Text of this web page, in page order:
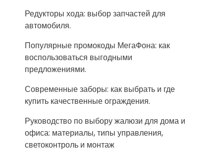
Редукторы хода: выбор запчастей для
автомобиля.
Популярные промокоды МегаФона: как
воспользоваться выгодными
предложениями.
Современные заборы: как выбрать и где
купить качественные ограждения.
Руководство по выбору жалюзи для дома и
офиса: материалы, типы управления,
светоконтроль и монтаж